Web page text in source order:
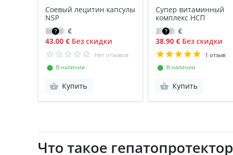
Соевый лецитин капсулы
NSP
30.50 €
43.00 €Без скидки
Нет отзывов
⬤ В наличии
Купить
Супер витаминный
комплекс НСП
27.80 €
38.90 € Без скидки
1 отзыв
⬤ В наличии
Купить
Что такое гепатопротектор